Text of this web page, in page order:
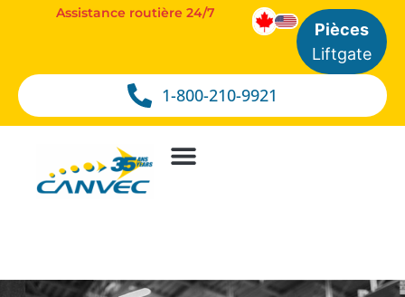
1-800-210-9921
Assistance routière 24/7
Pièces
Liftgate